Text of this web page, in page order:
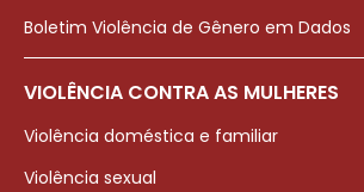
Boletim Violência de Gênero em Dados
VIOLÊNCIA CONTRA AS MULHERES
Violência doméstica e familiar
Violência sexual